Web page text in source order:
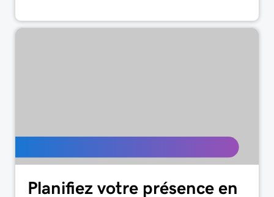
Planifiez votre présence en